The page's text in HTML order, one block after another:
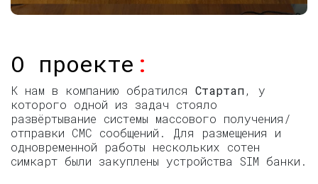
О проекте :
К нам в компанию обратился Стартап, у
которого одной из задач стояло
развёртывание системы массового получения/
отправки СМС сообщений. Для размещения и
одновременной работы нескольких сотен
симкарт были закуплены устройства SIM банки.